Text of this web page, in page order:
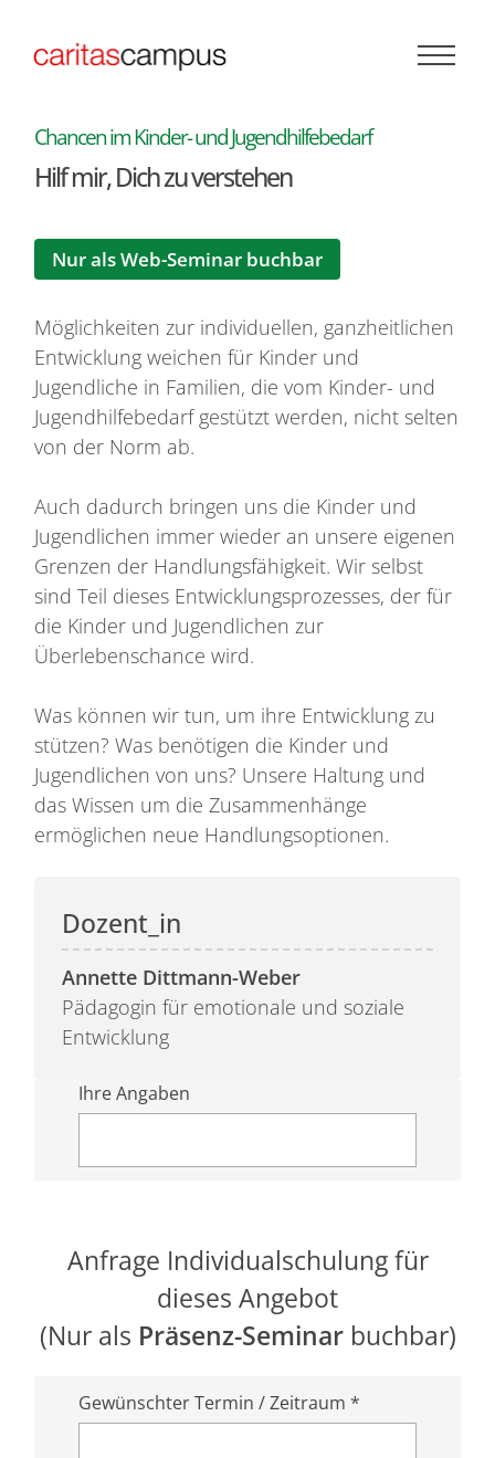
Chancen im Kinder- und Jugendhilfebedarf:
Hilf mir, Dich zu verstehen
Nur als Web-Seminar buchbar
Möglichkeiten zur individuellen, ganzheitlichen
Entwicklung weichen für Kinder und
Jugendliche in Familien, die vom Kinder- und
Jugendhilfebedarf gestützt werden, nicht selten
von der Norm ab.
Auch dadurch bringen uns die Kinder und
Jugendlichen immer wieder an unsere eigenen
Grenzen der Handlungsfähigkeit. Wir selbst
sind Teil dieses Entwicklungsprozesses, der für
die Kinder und Jugendlichen zur
Überlebenschance wird.
Was können wir tun, um ihre Entwicklung zu
stützen? Was benötigen die Kinder und
Jugendlichen von uns? Unsere Haltung und
das Wissen um die Zusammenhänge
ermöglichen neue Handlungsoptionen.
Annette Dittmann-Weber
Pädagogin für emotionale und soziale
Entwicklung
Ihre Angaben
Anfrage Individualschulung für
dieses Angebot
(Nur als Präsenz-Seminarbuchbar)
Gewünschter Termin / Zeitraum *